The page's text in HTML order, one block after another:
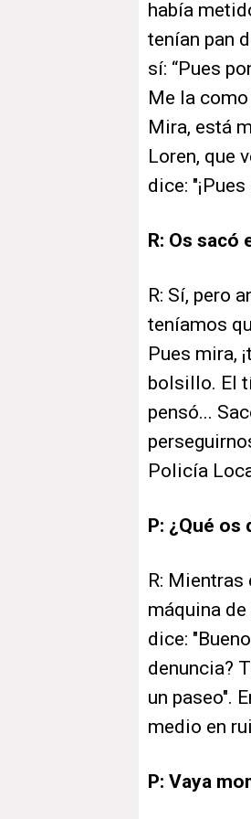
había
tenían pan
sí: “Pues
Me la
Mira, está
Loren, que
dice:
R: Os sacó
R: Sí, pero
teníamos
Pues mira,
bolsillo. El
pensó...
Policía
P: ¿Qué os
R:
máquina
dice:
denuncia?
un paseo".
medio en
P: Vaya